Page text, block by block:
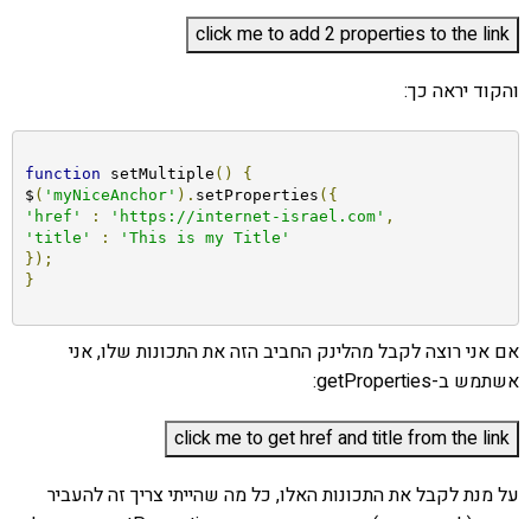
והקוד יראה כך:
function setMultiple ()
{
$ ( 'myNiceAnchor' ). setProperties ({
'href'
: 'https://internet-israel.com' ,
'title'
:
'This is my Title'
});
}
אם אני רוצה לקבל מהלינק החביב הזה את התכונות שלו, אני
אשתמש ב-getProperties:
על מנת לקבל את התכונות האלו, כל מה שהייתי צריך זה להעביר